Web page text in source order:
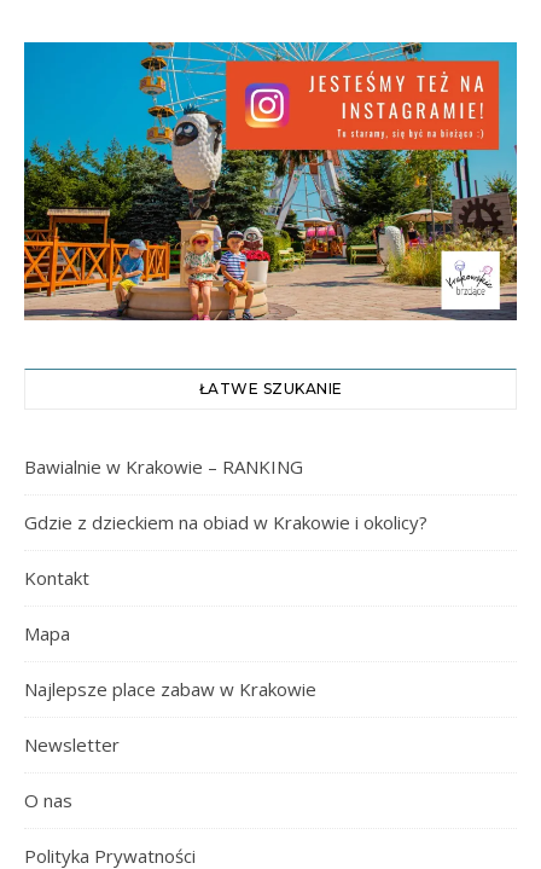
ŁATWE SZUKANIE
Bawialnie w Krakowie – RANKING
Gdzie z dzieckiem na obiad w Krakowie i okolicy?
Kontakt
Mapa
Najlepsze place zabaw w Krakowie
Newsletter
O nas
Polityka Prywatności